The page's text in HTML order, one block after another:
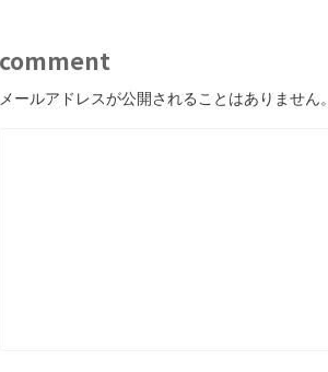
comment
メールアドレスが公開されることはありません。